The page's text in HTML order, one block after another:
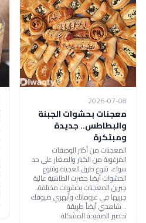
2026-07-08
معجنات بحشوات الجبنة
والبطاطس.. جديدة
ومبتكرة
المعجنات من أكثر الوصفات
المرغوبة من الكبار والصغار على حد
سواء، تتنوع طرق العجينة وتتنوع
الحشوات أيضا حضرت الطاهية عالية
جبرين المعجنات بحشوات مختلفة،
جربيها في عزوماتك وأبهري ضيوفك
.. شاهدي أيضاً طريقة
تحضير الصفيحة المشكلة